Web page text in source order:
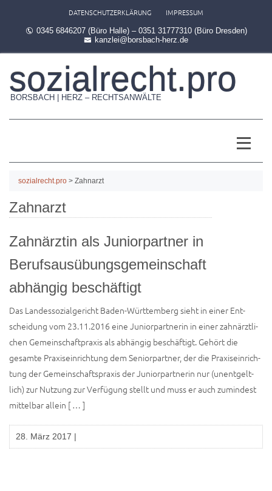
DATENSCHUTZERKLÄRUNG IMPRESSUM
0345 6846207 (Büro Halle) – 0351 31777310 (Büro Dresden)
kanzlei@borsbach-herz.de
sozialrecht.pro
BORSBACH | HERZ – RECHTSANWÄLTE
sozialrecht.pro > Zahnarzt
Zahnarzt
Zahnärztin als Juniorpartner in
Berufsausübungsgemeinschaft
abhängig beschäftigt
Das Lan­des­so­zi­al­ge­richt Baden-Wür­t­­te­m­­berg sieht in einer Ent­
schei­dung vom 23.11.2016 eine Juni­or­part­ne­rin in einer zahn­ärzt­li­
chen Gemein­schaft­pra­xis als abhän­gig beschäf­tigt. Gehört die
gesam­te Pra­xis­ein­rich­tung dem Seni­or­part­ner, der die Pra­xis­ein­rich­
tung der Gemein­schafts­pra­xis der Juni­or­part­ne­rin nur (unent­gelt­
lich) zur Nut­zung zur Ver­fü­gung stellt und muss er auch zumin­dest
mit­tel­bar allein [ … ]
28. März 2017